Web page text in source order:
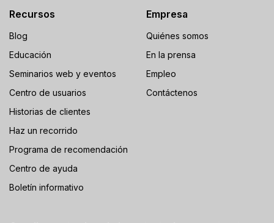
Recursos
Blog
Educación
Seminarios web y eventos
Centro de usuarios
Historias de clientes
Haz un recorrido
Programa de recomendación
Centro de ayuda
Boletín informativo
Empresa
Quiénes somos
En la prensa
Empleo
Contáctenos